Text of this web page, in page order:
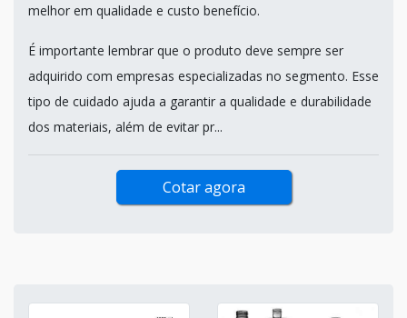
melhor em qualidade e custo benefício.
É importante lembrar que o produto deve sempre ser
adquirido com empresas especializadas no segmento. Esse
tipo de cuidado ajuda a garantir a qualidade e durabilidade
dos materiais, além de evitar pr...
Cotar agora